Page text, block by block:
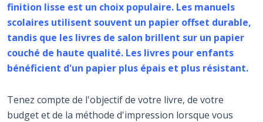
finition lisse est un choix populaire. Les manuels
scolaires utilisent souvent un papier offset durable,
tandis que les livres de salon brillent sur un papier
couché de haute qualité. Les livres pour enfants
bénéficient d'un papier plus épais et plus résistant.
Tenez compte de l'objectif de votre livre, de votre
budget et de la méthode d'impression lorsque vous